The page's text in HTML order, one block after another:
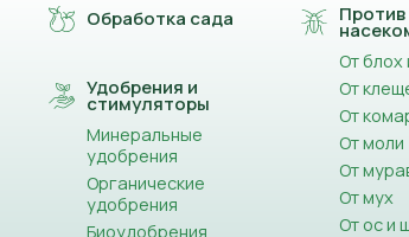
Обработка сада
Удобрения и
стимуляторы
Минеральные
удобрения
Органические
удобрения
Биоудобрения
От блох
От
От
От моли
От
От мух
От ос и